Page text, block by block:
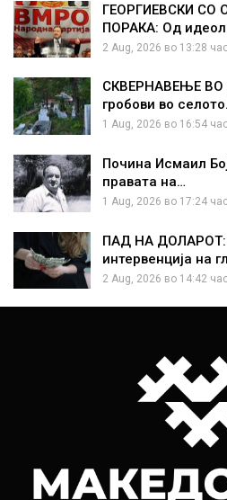
ГЕОРГИЕВСКИ СО
ПОРАКА: Од
2 Aug, 2026 во 13:28
СКВЕРНАВЕЊЕ ВО
гробови во
1 Aug, 2026 во 16:54
Почина Исмаил
правата на…
1 Aug, 2026 во 17:24
ПАД НА ДОЛАРОТ:
интервенција на
2 Aug, 2026 во 14:42